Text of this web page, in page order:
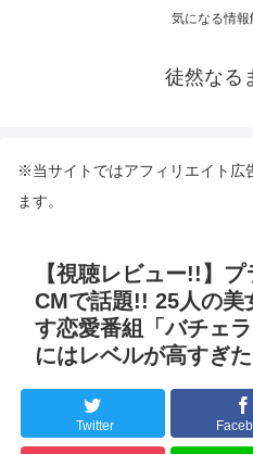
気になる情報
徒然なる
※当サイトではアフィリエイト広
ます。
【視聴レビュー!!】
CMで話題!! 25人の美
す恋愛番組「バチェ
にはレベルが高すぎた
Twitter